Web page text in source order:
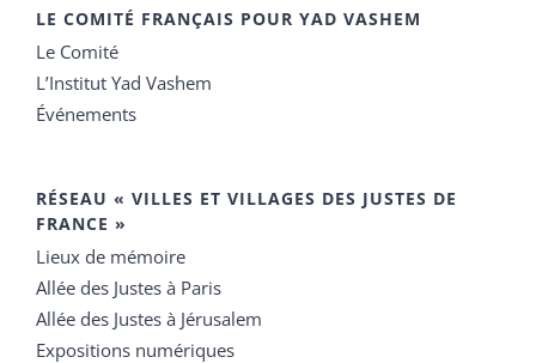
LE COMITÉ FRANÇAIS POUR YAD VASHEM
Le Comité
L’Institut Yad Vashem
Événements
RÉSEAU « VILLES ET VILLAGES DES JUSTES DE
FRANCE »
Lieux de mémoire
Allée des Justes à Paris
Allée des Justes à Jérusalem
Expositions numériques